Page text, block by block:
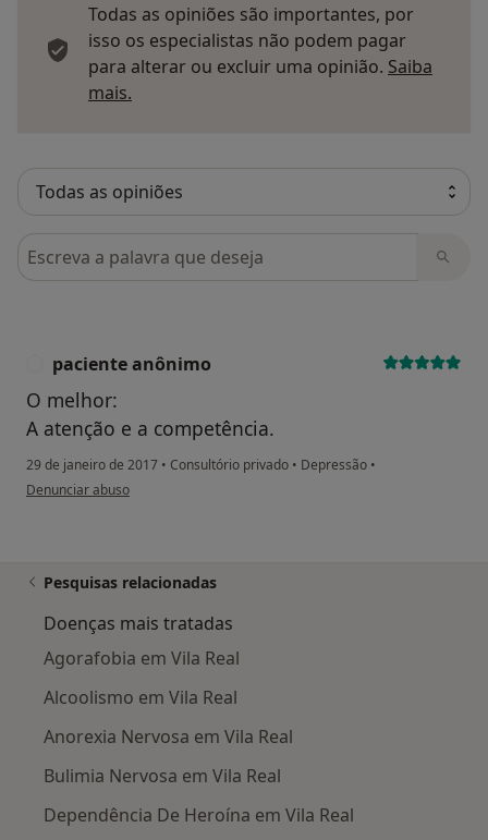
Todas as opiniões são importantes, por
isso os especialistas não podem pagar
para alterar ou excluir uma opinião. Saiba
mais.
Pesquisar em opiniões
paciente anônimo
O melhor:
A atenção e a competência.
29 de janeiro de 2017 • Consultório privado • Depressão •
na opinião do utilizador paciente anônimo
Denunciar abuso
Pesquisas relacionadas
Doenças mais tratadas
Agorafobia em Vila Real
Alcoolismo em Vila Real
Anorexia Nervosa em Vila Real
Bulimia Nervosa em Vila Real
Dependência De Heroína em Vila Real